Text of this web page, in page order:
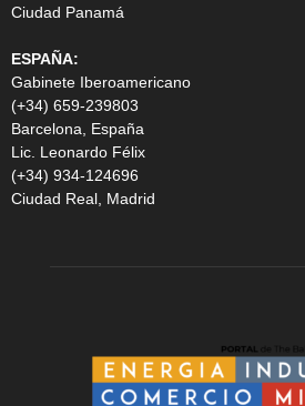
Ciudad Panamá
ESPAÑA:
Gabinete Iberoamericano
(+34) 659-239803
Barcelona, España
Lic. Leonardo Félix
(+34) 934-124696
Ciudad Real, Madrid